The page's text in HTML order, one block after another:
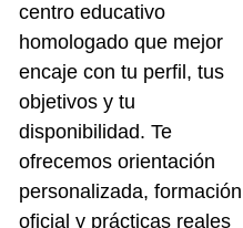
centro educativo
homologado que mejor
encaje con tu perfil, tus
objetivos y tu
disponibilidad. Te
ofrecemos orientación
personalizada, formación
oficial y prácticas reales